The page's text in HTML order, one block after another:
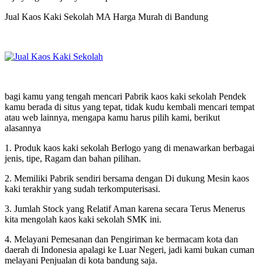
Jual Kaos Kaki Sekolah MA Harga Murah di Bandung
bagi kamu yang tengah mencari Pabrik kaos kaki sekolah Pendek
kamu berada di situs yang tepat, tidak kudu kembali mencari tempat
atau web lainnya, mengapa kamu harus pilih kami, berikut
alasannya
1. Produk kaos kaki sekolah Berlogo yang di menawarkan berbagai
jenis, tipe, Ragam dan bahan pilihan.
2. Memiliki Pabrik sendiri bersama dengan Di dukung Mesin kaos
kaki terakhir yang sudah terkomputerisasi.
3. Jumlah Stock yang Relatif Aman karena secara Terus Menerus
kita mengolah kaos kaki sekolah SMK ini.
4. Melayani Pemesanan dan Pengiriman ke bermacam kota dan
daerah di Indonesia apalagi ke Luar Negeri, jadi kami bukan cuman
melayani Penjualan di kota bandung saja.